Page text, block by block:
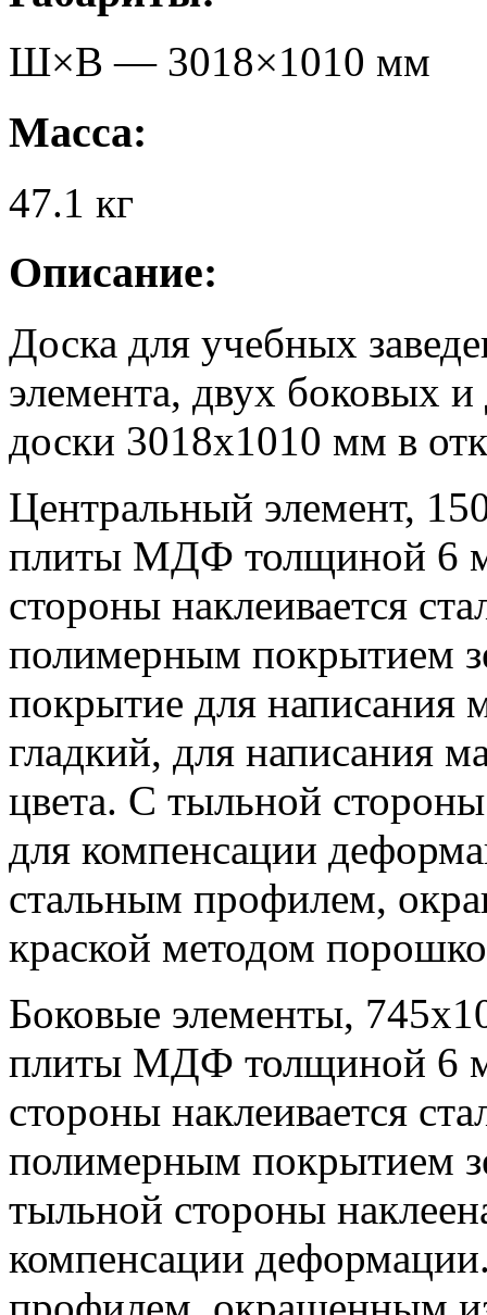
Ш×В — 3018×1010 мм
Масса:
47.1 кг
Описание:
Доска для учебных
элемента, двух боковых
доски 3018х1010 мм в
Центральный элемент,
плиты МДФ толщиной 6
стороны наклеивается
полимерным покрытием
покрытие для написания
гладкий, для написания
цвета. С тыльной
для компенсации
стальным профилем,
краской методом
Боковые элементы,
плиты МДФ толщиной 6
стороны наклеивается
полимерным покрытием
тыльной стороны
компенсации